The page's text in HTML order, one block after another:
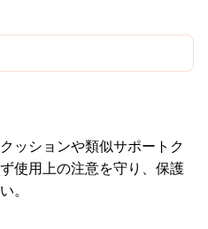
ッションや類似サポートク
使用上の注意を守り、保護
。